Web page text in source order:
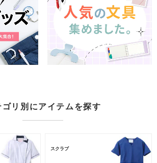
ゴリ別にアイテムを探す
スクラブ